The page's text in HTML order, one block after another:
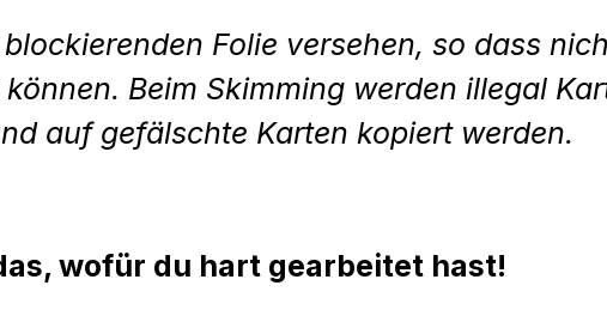
Folie versehen, so dass
Beim Skimming werden illegal
auf gefälschte Karten kopiert werden.
wofür du hart gearbeitet hast!